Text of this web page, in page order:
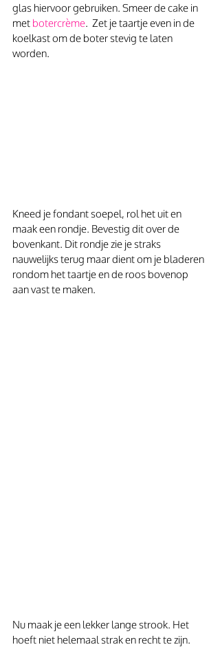
glas hiervoor gebruiken. Smeer de cake in
met botercrème.  Zet je taartje even in de
koelkast om de boter stevig te laten
worden.
Kneed je fondant soepel, rol het uit en
maak een rondje. Bevestig dit over de
bovenkant. Dit rondje zie je straks
nauwelijks terug maar dient om je bladeren
rondom het taartje en de roos bovenop
aan vast te maken.
Nu maak je een lekker lange strook. Het
hoeft niet helemaal strak en recht te zijn.